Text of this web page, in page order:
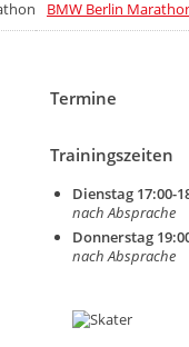
BMW Berlin
Termine
Trainingszeiten
Dienstag 17:00-
nach Absprache
Donnerstag
nach Absprache